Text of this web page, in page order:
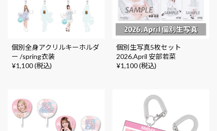
個別全身アクリルキーホルダ
ー /spring衣装
¥1,100 (税込)
個別生写真5枚セット
2026.April 安部若菜
¥1,100 (税込)